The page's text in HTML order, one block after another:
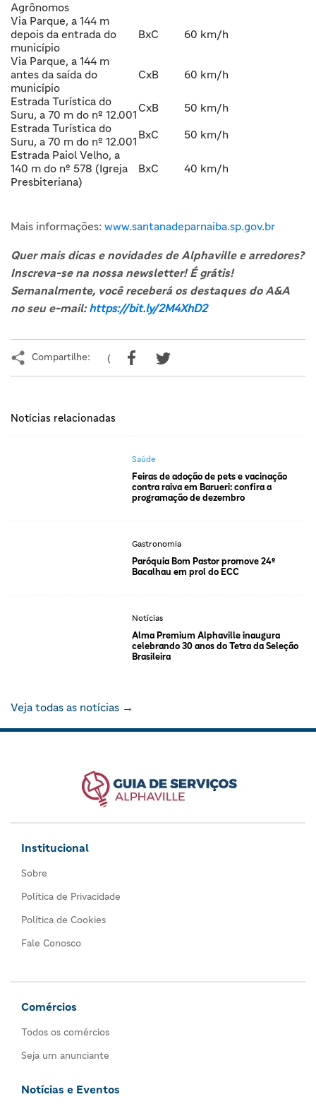
Agrônomos
Via Parque, a 144 m
depois da entrada do
município
BxC 60 km/h
Via Parque, a 144 m
antes da saída do
município
CxB 60 km/h
Estrada Turística do
Suru, a 70 m do nº 12.001
CxB
50 km/h
Estrada Turística do
Suru, a 70 m do nº 12.001
BxC
50 km/h
Estrada Paiol Velho, a
140 m do nº 578 (Igreja
Presbiteriana)
BxC 40 km/h
Mais informações: www.santanadeparnaiba.sp.gov.br
Quer mais dicas e novidades de Alphaville e arredores?
Inscreva-se na nossa newsletter! É grátis!
Semanalmente, você receberá os destaques do A&A
no seu e-mail:https://bit.ly/2M4XhD2
Compartilhe: (
Notícias relacionadas
Saúde
Feiras de adoção de pets e vacinação
contra raiva em Barueri: confira a
programação de dezembro
Gastronomia
Paróquia Bom Pastor promove 24º
Bacalhau em prol do ECC
Notícias
Alma Premium Alphaville inaugura
celebrando 30 anos do Tetra da Seleção
Brasileira
Veja todas as notícias →
Institucional
Sobre
Política de Privacidade
Política de Cookies
Fale Conosco
Comércios
Todos os comércios
Seja um anunciante
Notícias e Eventos